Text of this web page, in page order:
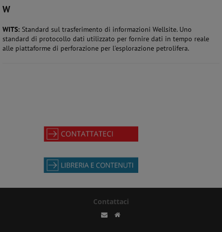
W
WITS: Standard sul trasferimento di informazioni Wellsite. Uno
standard di protocollo dati utilizzato per fornire dati in tempo reale
alle piattaforme di perforazione per l'esplorazione petrolifera.
Contattaci